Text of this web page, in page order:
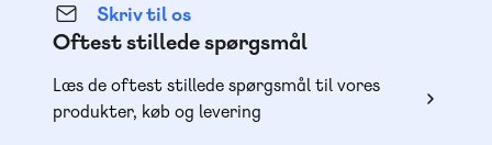
Skriv til os
Oftest stillede spørgsmål
Læs de oftest stillede spørgsmål til vores
produkter, køb og levering